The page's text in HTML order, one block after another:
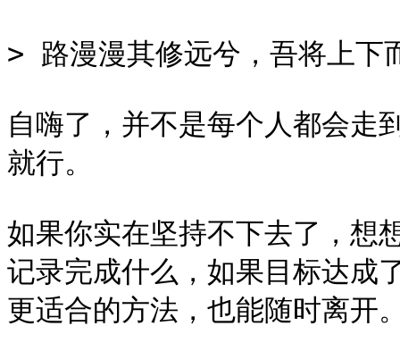
> 路漫漫其修远兮，吾将上下
自嗨了，并不是每个人都会走
就行。
如果你实在坚持不下去了，想
记录完成什么，如果目标达成
更适合的方法，也能随时离开